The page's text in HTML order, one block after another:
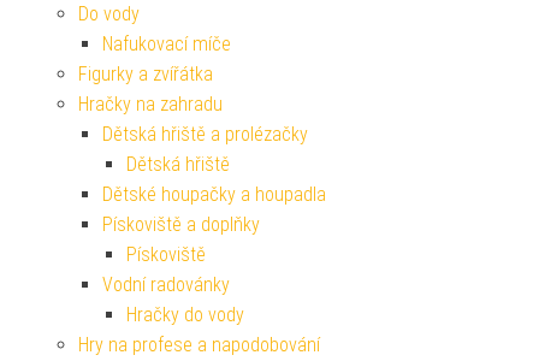
Do vody
Nafukovací míče
Figurky a zvířátka
Hračky na zahradu
Dětská hřiště a prolézačky
Dětská hřiště
Dětské houpačky a houpadla
Pískoviště a doplňky
Pískoviště
Vodní radovánky
Hračky do vody
Hry na profese a napodobování